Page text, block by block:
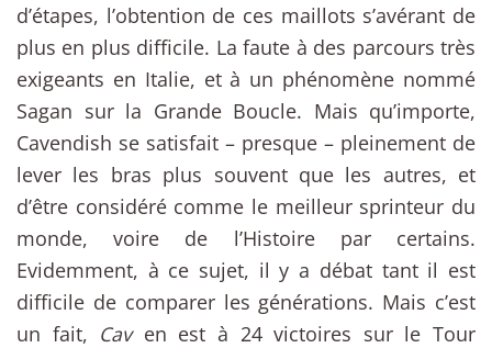
d’étapes, l’obtention de ces maillots s’avérant de
plus en plus difficile. La faute à des parcours très
exigeants en Italie, et à un phénomène nommé
Sagan sur la Grande Boucle. Mais qu’importe,
Cavendish se satisfait – presque – pleinement de
lever les bras plus souvent que les autres, et
d’être considéré comme le meilleur sprinteur du
monde, voire de l’Histoire par certains.
Evidemment, à ce sujet, il y a débat tant il est
difficile de comparer les générations. Mais c’est
un fait, Caven est à 24 victoires sur le Tour